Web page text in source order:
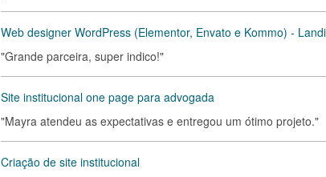
Web designer WordPress (Elementor, Envato e Kommo) -
"Grande parceira, super indico!"
Site institucional one page para advogada
"Mayra atendeu as expectativas e entregou um ótimo projeto."
Criação de site institucional